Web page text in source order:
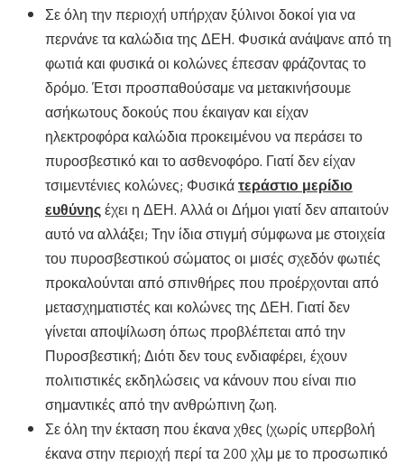
Σε όλη την περιοχή υπήρχαν ξύλινοι δοκοί για να
περνάνε τα καλώδια της ΔΕΗ. Φυσικά ανάψανε από τη
φωτιά και φυσικά οι κολώνες έπεσαν φράζοντας το
δρόμο. Έτσι προσπαθούσαμε να μετακινήσουμε
ασήκωτους δοκούς που έκαιγαν και είχαν
ηλεκτροφόρα καλώδια προκειμένου να περάσει το
πυροσβεστικό και το ασθενοφόρο. Γιατί δεν είχαν
τσιμεντένιες κολώνες; Φυσικάτεράστιο μερίδιο
ευθύνηςέχει η ΔΕΗ. Αλλά οι Δήμοι γιατί δεν απαιτούν
αυτό να αλλάξει; Την ίδια στιγμή σύμφωνα με στοιχεία
του πυροσβεστικού σώματος οι μισές σχεδόν φωτιές
προκαλούνται από σπινθήρες που προέρχονται από
μετασχηματιστές και κολώνες της ΔΕΗ. Γιατί δεν
γίνεται αποψίλωση όπως προβλέπεται από την
Πυροσβεστική; Διότι δεν τους ενδιαφέρει, έχουν
πολιτιστικές εκδηλώσεις να κάνουν που είναι πιο
σημαντικές από την ανθρώπινη ζωη.
Σε όλη την έκταση που έκανα χθες (χωρίς υπερβολή
έκανα στην περιοχή περί τα 200 χλμ με το προσωπικό